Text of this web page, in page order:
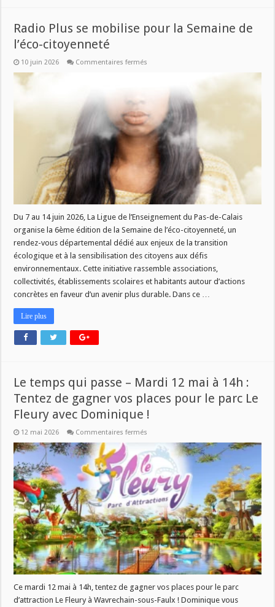
Radio Plus se mobilise pour la Semaine de
l’éco-citoyenneté
10 juin 2026 Commentaires fermés
la
Semaine
de
l’éco-
citoyenneté
Du 7 au 14 juin 2026, La Ligue de l’Enseignement du Pas-de-Calais
organise la 6ème édition de la Semaine de l’éco-citoyenneté, un
rendez-vous départemental dédié aux enjeux de la transition
écologique et à la sensibilisation des citoyens aux défis
environnementaux. Cette initiative rassemble associations,
collectivités, établissements scolaires et habitants autour d’actions
concrètes en faveur d’un avenir plus durable. Dans ce …
Lire plus
Le temps qui passe – Mardi 12 mai à 14h :
Tentez de gagner vos places pour le parc Le
Fleury avec Dominique !
12 mai 2026 Commentaires fermés
temps
qui
passe
–
Mardi
12
mai
à
14h
:
Tentez
de
gagner
vos
places
pour
le
Le
Fleury
Ce mardi 12 mai à 14h, tentez de gagner vos places pour le parc
d’attraction Le Fleury à Wavrechain-sous-Faulx ! Dominique vous